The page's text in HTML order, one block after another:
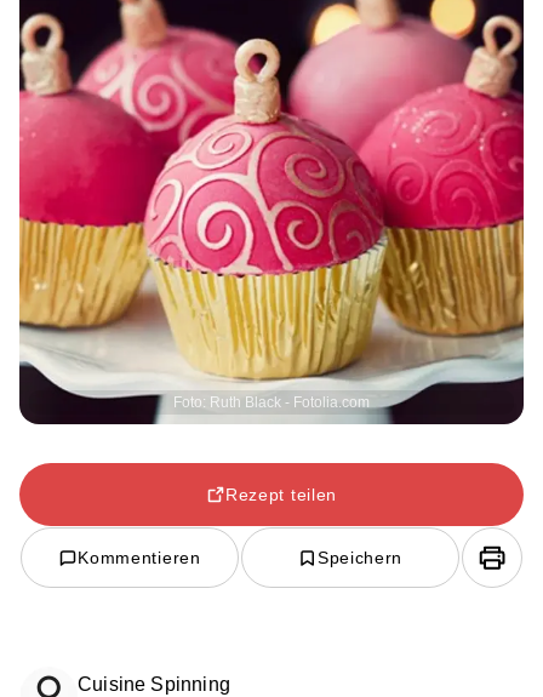
Foto: Ruth Black - Fotolia.com
Rezept teilen
Kommentieren Speichern
Cuisine Spinning